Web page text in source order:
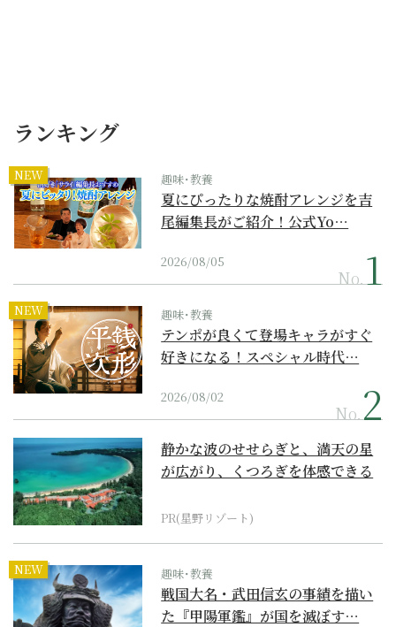
ランキング
NEW 趣味･教養
夏にぴったりな焼酎アレンジを吉
尾編集長がご紹介！公式Yo…
2026/08/05
No.
NEW 趣味･教養
テンポが良くて登場キャラがすぐ
好きになる！スペシャル時代…
2026/08/02
No.
静かな波のせせらぎと、満天の星
が広がり、くつろぎを体感できる
PR(星野リゾート)
NEW 趣味･教養
戦国大名・武田信玄の事績を描い
た『甲陽軍鑑』が国を滅ぼす…